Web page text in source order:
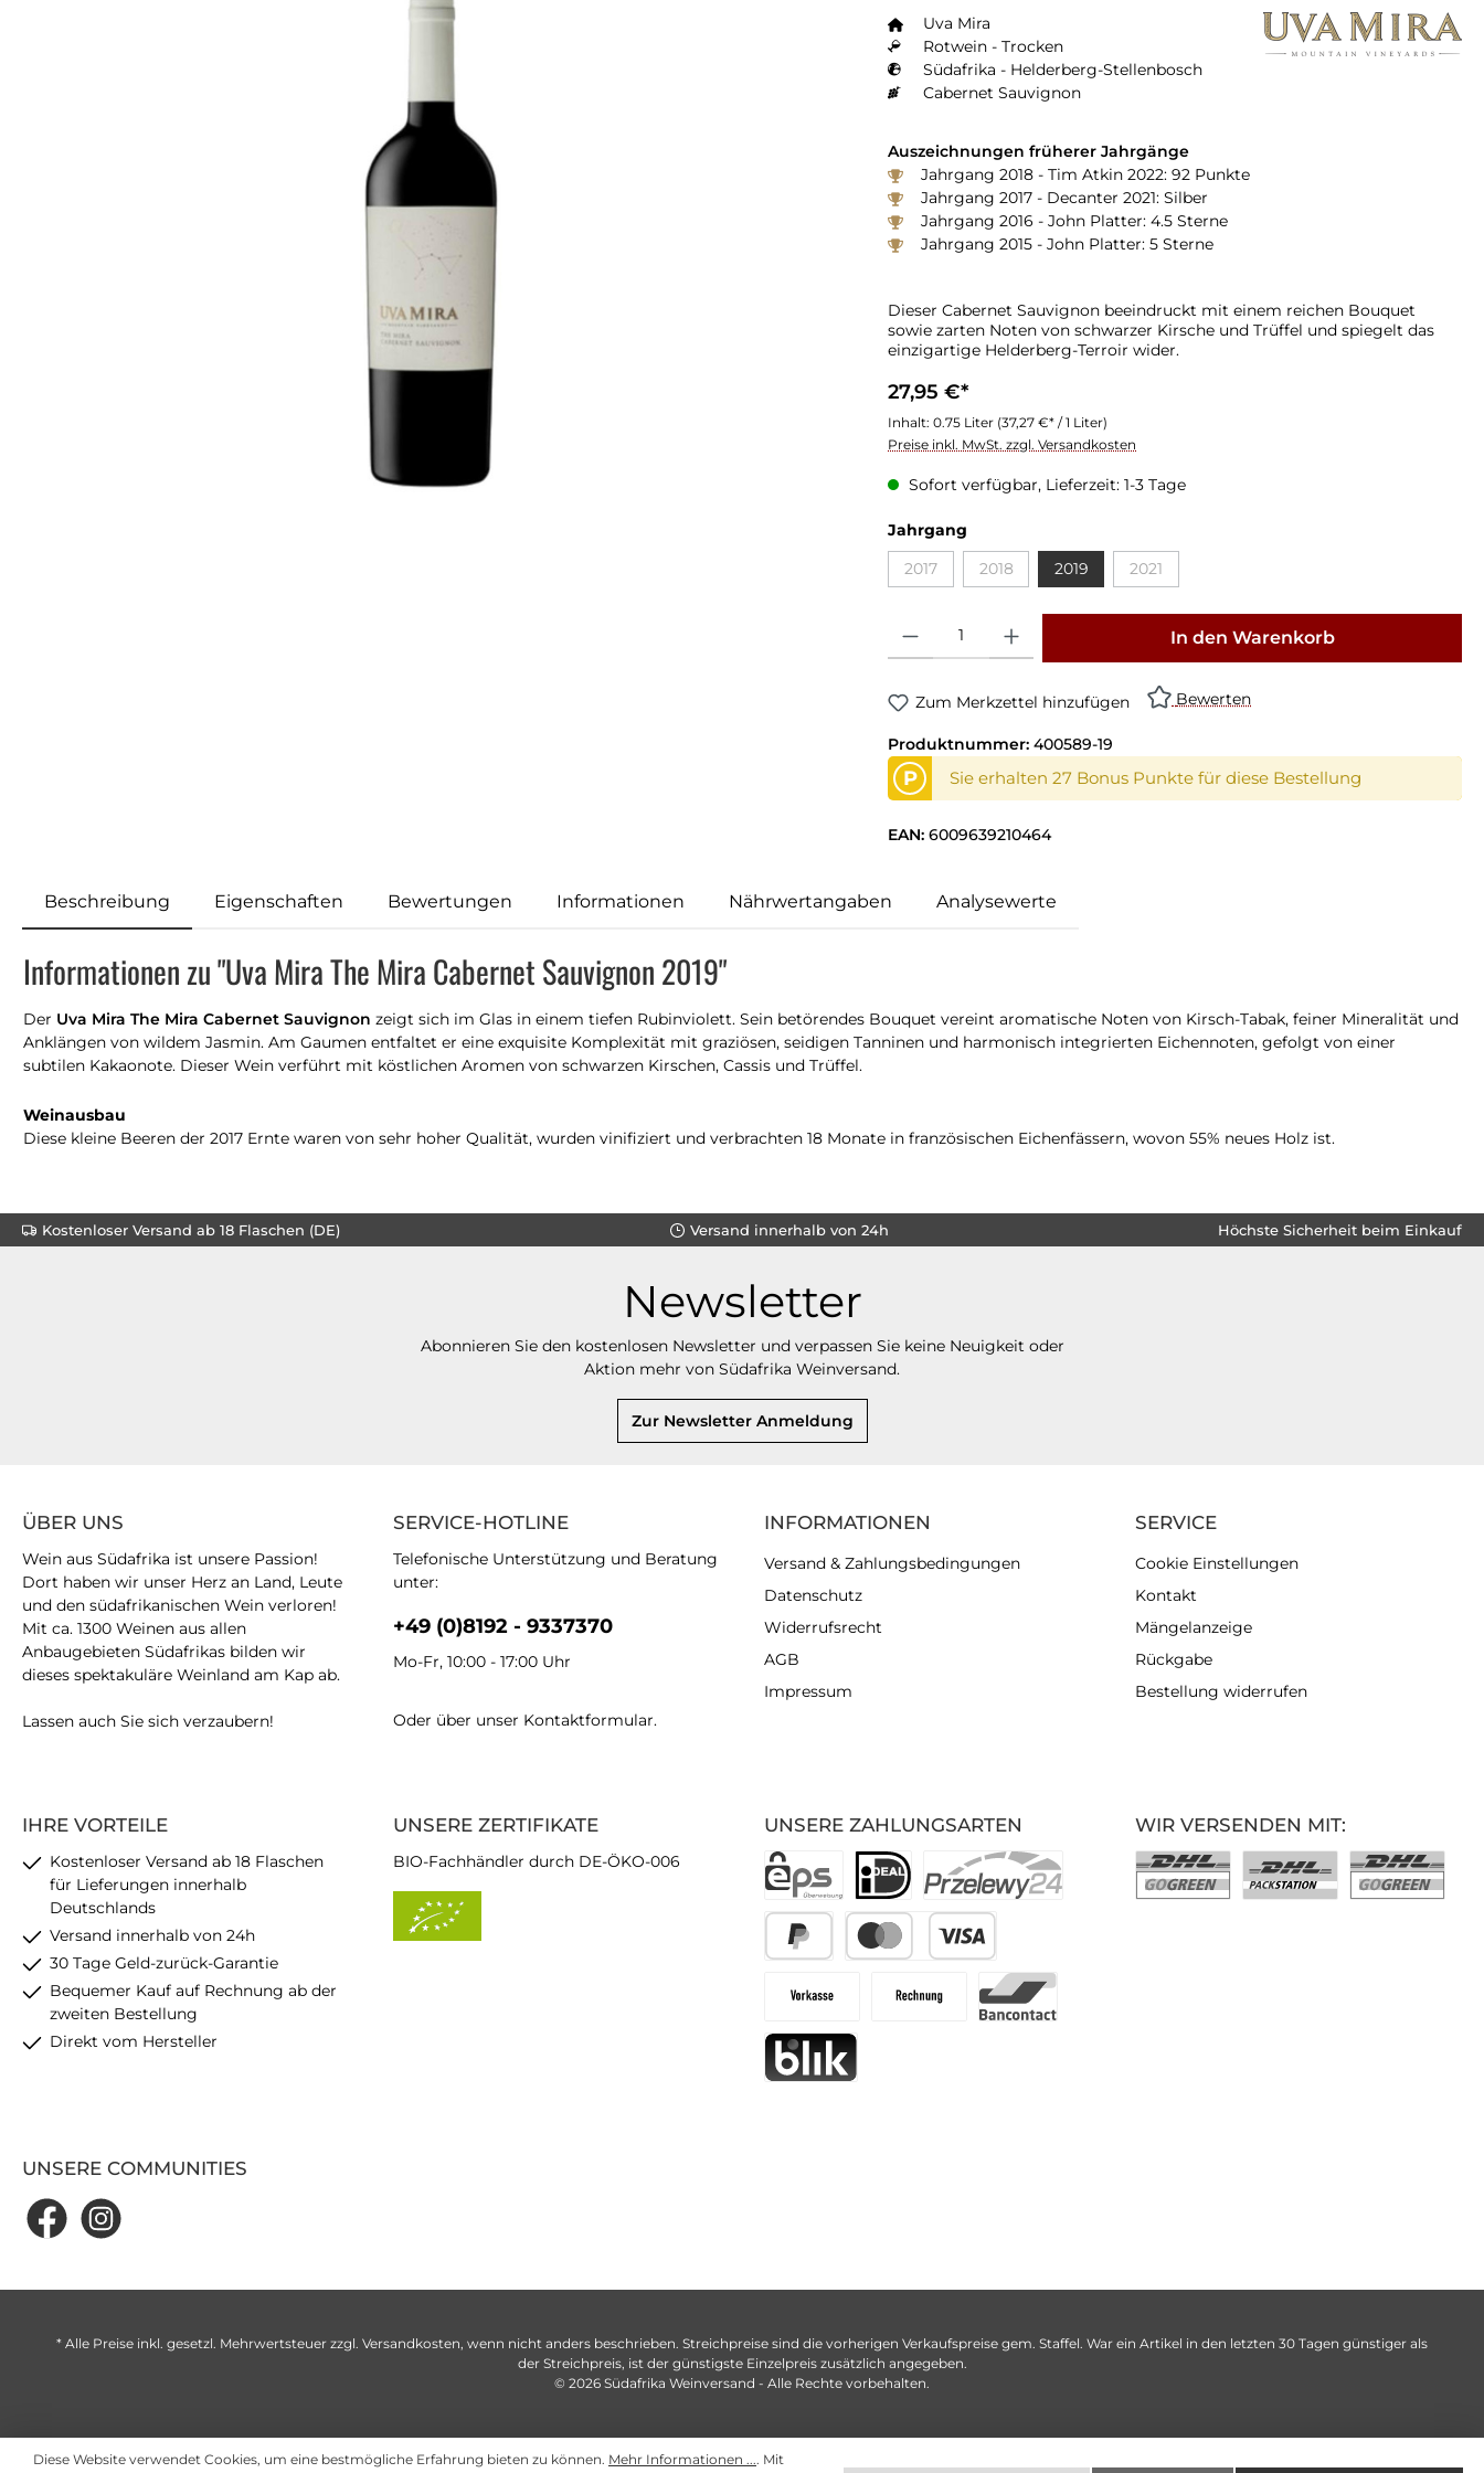
Uva Mira
Rotwein - Trocken
Südafrika - Helderberg-Stellenbosch
Cabernet Sauvignon
Auszeichnungen früherer Jahrgänge
Jahrgang 2018 - Tim Atkin 2022: 92 Punkte
Jahrgang 2017 - Decanter 2021: Silber
Jahrgang 2016 - John Platter: 4.5 Sterne
Jahrgang 2015 - John Platter: 5 Sterne
Dieser Cabernet Sauvignon beeindruckt mit einem reichen Bouquet
sowie zarten Noten von schwarzer Kirsche und Trüffel und spiegelt das
einzigartige Helderberg-Terroir wider.
27,95 €*
Inhalt: 0.75 Liter (37,27 €* / 1 Liter)
Preise inkl. MwSt. zzgl. Versandkosten
Sofort verfügbar, Lieferzeit: 1-3 Tage
Jahrgang
2017
2018 2019 2021
In den Warenkorb
Zum Merkzettel hinzufügen Bewerten
Produktnummer: 400589-19
P Sie erhalten 27 Bonus Punkte für diese Bestellung
EAN: 6009639210464
Beschreibung Eigenschaften Bewertungen Informationen Nährwertangaben Analysewerte
Informationen zu "Uva Mira The Mira Cabernet Sauvignon 2019"
Der Uva Mira The Mira Cabernet Sauvignon zeigt sich im Glas in einem tiefen Rubinviolett. Sein betörendes Bouquet vereint aromatische Noten von Kirsch-Tabak, feiner Mineralität und
Anklängen von wildem Jasmin. Am Gaumen entfaltet er eine exquisite Komplexität mit graziösen, seidigen Tanninen und harmonisch integrierten Eichennoten, gefolgt von einer
subtilen Kakaonote. Dieser Wein verführt mit köstlichen Aromen von schwarzen Kirschen, Cassis und Trüffel.
Weinausbau
Diese kleine Beeren der 2017 Ernte waren von sehr hoher Qualität, wurden vinifiziert und verbrachten 18 Monate in französischen Eichenfässern, wovon 55% neues Holz ist.
Kostenloser Versand ab 18 Flaschen (DE) Versand innerhalb von 24h Höchste Sicherheit beim Einkauf
Newsletter
Abonnieren Sie den kostenlosen Newsletter und verpassen Sie keine Neuigkeit oder
Aktion mehr von Südafrika Weinversand.
Zur Newsletter Anmeldung
SERVICE-HOTLINE
Telefonische Unterstützung und Beratung
unter:
+49 (0)8192 - 9337370
Mo-Fr, 10:00 - 17:00 Uhr
Oder über unser Kontaktformular.
IHRE VORTEILE
Kostenloser Versand ab 18 Flaschen
für Lieferungen innerhalb
Deutschlands
Versand innerhalb von 24h
30 Tage Geld-zurück-Garantie
Bequemer Kauf auf Rechnung ab der
zweiten Bestellung
Direkt vom Hersteller
UNSERE ZAHLUNGSARTEN
ÜBER UNS
Wein aus Südafrika ist unsere Passion!
Dort haben wir unser Herz an Land, Leute
und den südafrikanischen Wein verloren!
Mit ca. 1300 Weinen aus allen
Anbaugebieten Südafrikas bilden wir
dieses spektakuläre Weinland am Kap ab.
Lassen auch Sie sich verzaubern!
UNSERE ZERTIFIKATE
BIO-Fachhändler durch DE-ÖKO-006
INFORMATIONEN
Versand & Zahlungsbedingungen
Datenschutz
Widerrufsrecht
AGB
Impressum
SERVICE
Cookie Einstellungen
Kontakt
Mängelanzeige
Rückgabe
Bestellung widerrufen
UNSERE COMMUNITIES
WIR VERSENDEN MIT:
* Alle Preise inkl. gesetzl. Mehrwertsteuer zzgl. Versandkosten, wenn nicht anders beschrieben. Streichpreise sind die vorherigen Verkaufspreise gem. Staffel. War ein Artikel in den letzten 30 Tagen günstiger als
der Streichpreis, ist der günstigste Einzelpreis zusätzlich angegeben.
© 2026 Südafrika Weinversand - Alle Rechte vorbehalten.
Diese Website verwendet Cookies, um eine bestmögliche Erfahrung bieten zu können. Mehr Informationen .... Mit